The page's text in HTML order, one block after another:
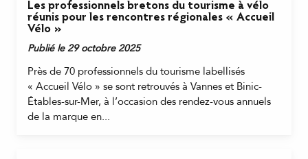
Les professionnels bretons du tourisme à vélo
réunis pour les rencontres régionales « Accueil
Vélo »
Publié le 29 octobre 2025
Près de 70 professionnels du tourisme labellisés
« Accueil Vélo » se sont retrouvés à Vannes et Binic-
Étables-sur-Mer, à l’occasion des rendez-vous annuels
de la marque en...